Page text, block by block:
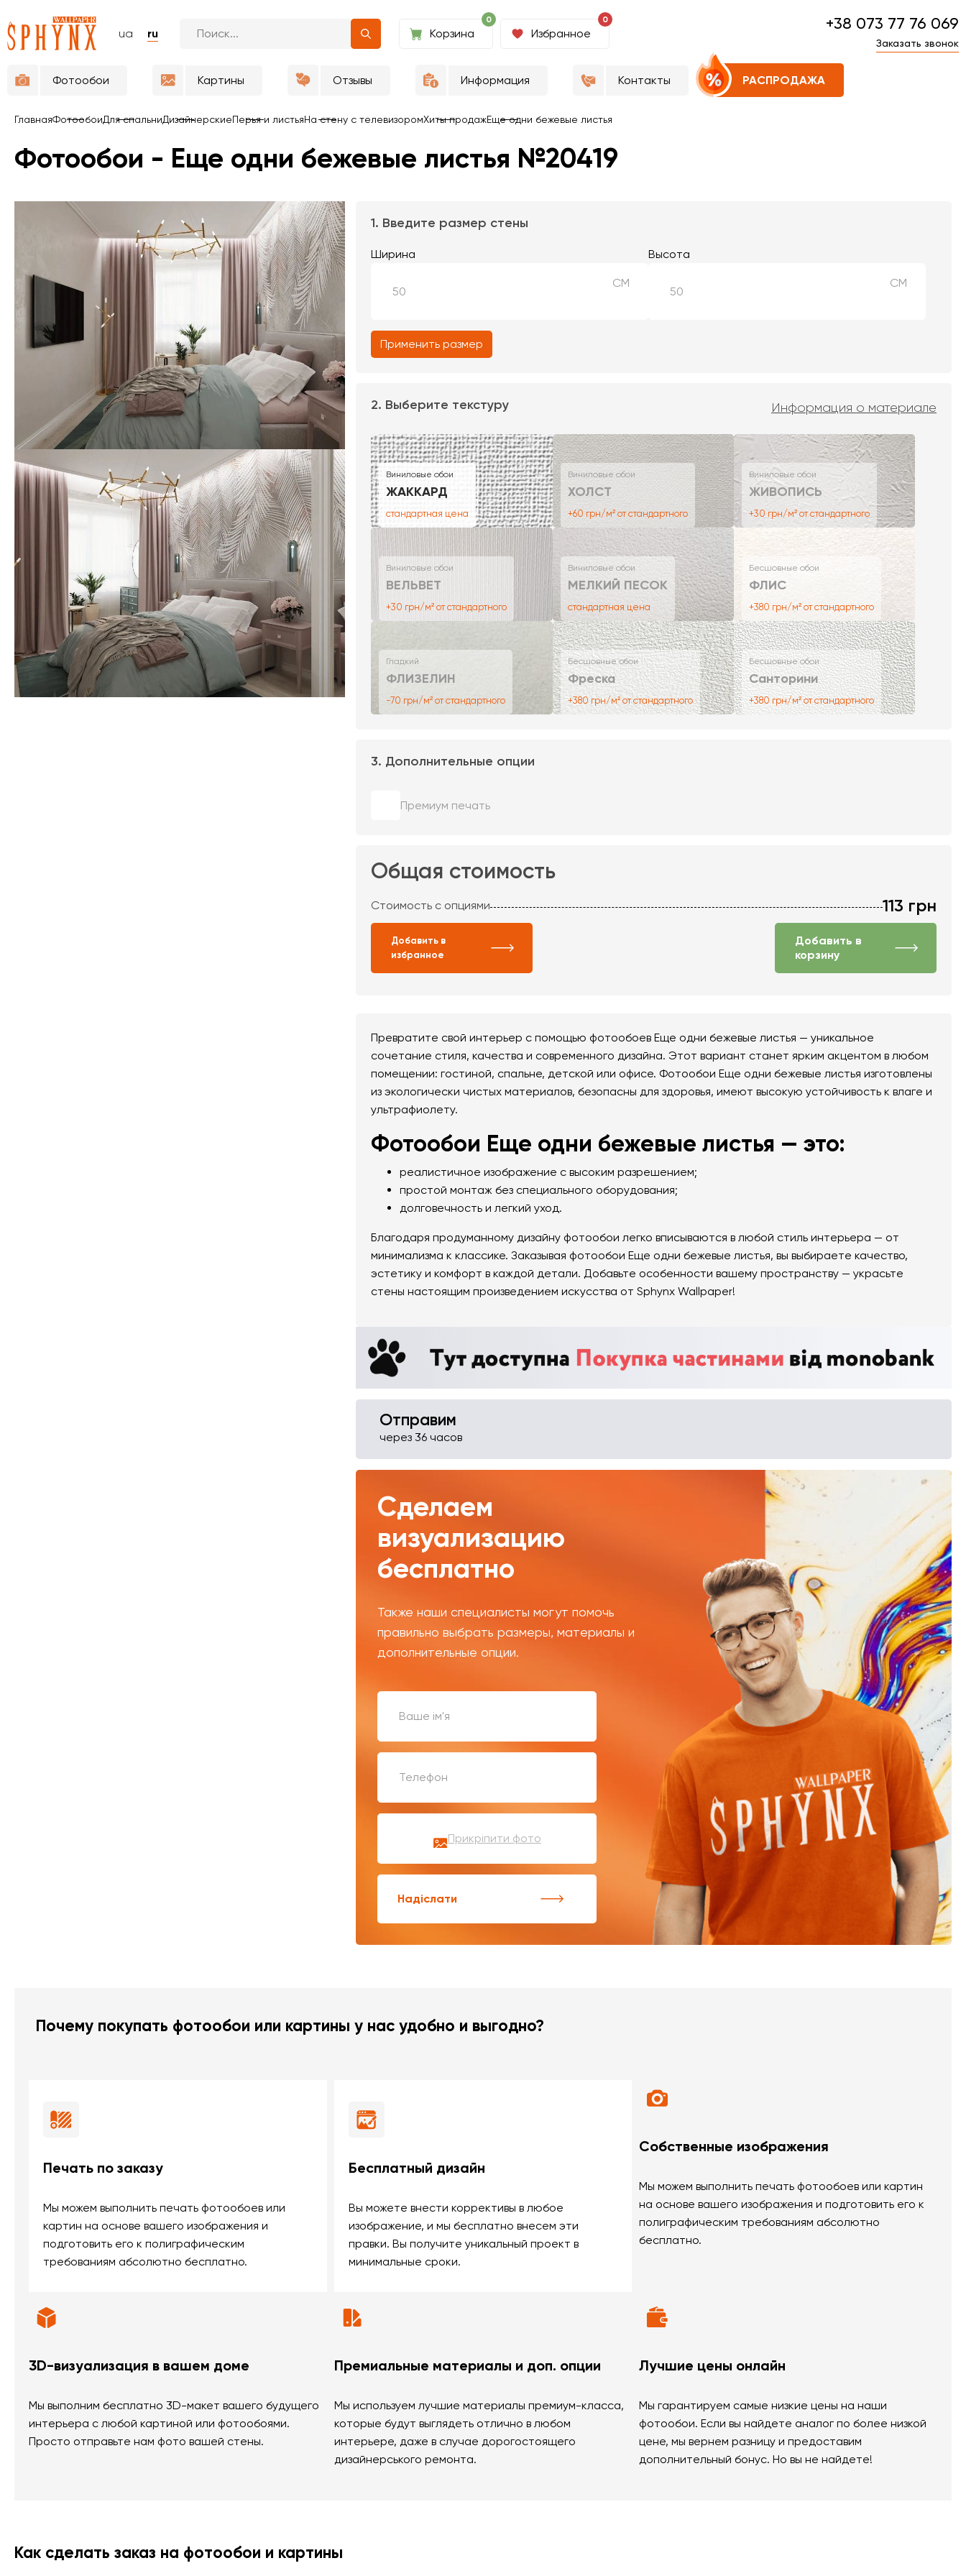
ua ru
0
Корзина
0
Избранное
+38 073 77 76 069
Заказать звонок
Фотообои Картины Отзывы Информация Контакты РАСПРОДАЖА
ГлавнаяФотообоиДля спальниДизайнерскиеПерья и листьяНа стену с телевизоромХиты продажЕще одни бежевые листья
Фотообои - Еще одни бежевые листья №20419
1. Введите размер стены
Ширина
СМ
Высота
СМ
Применить размер
2. Выберите текстуру Информация о материале
Виниловые обои
ЖАККАРД
стандартная цена
Виниловые обои
ХОЛСТ
+60 грн/м² от стандартного
Виниловые обои
ЖИВОПИСЬ
+30 грн/м² от стандартного
Виниловые обои
ВЕЛЬВЕТ
+30 грн/м² от стандартного
Виниловые обои
МЕЛКИЙ ПЕСОК
стандартная цена
Бесшовные обои
ФЛИС
+380 грн/м² от стандартного
Гладкий
ФЛИЗЕЛИН
-70 грн/м² от стандартного
Бесшовные обои
Фреска
+380 грн/м² от стандартного
Бесшовные обои
Санторини
+380 грн/м² от стандартного
3. Дополнительные опции
Премиум печать
Общая стоимость
Стоимость с опциями 113 грн
Добавить в
избранное
Добавить в
корзину
Превратите свой интерьер с помощью фотообоев Еще одни бежевые листья — уникальное
сочетание стиля, качества и современного дизайна. Этот вариант станет ярким акцентом в любом
помещении: гостиной, спальне, детской или офисе. Фотообои Еще одни бежевые листья изготовлены
из экологически чистых материалов, безопасны для здоровья, имеют высокую устойчивость к влаге и
ультрафиолету.
Фотообои Еще одни бежевые листья — это:
реалистичное изображение с высоким разрешением;
простой монтаж без специального оборудования;
долговечность и легкий уход.
Благодаря продуманному дизайну фотообои легко вписываются в любой стиль интерьера — от
минимализма к классике. Заказывая фотообои Еще одни бежевые листья, вы выбираете качество,
эстетику и комфорт в каждой детали. Добавьте особенности вашему пространству — украсьте
стены настоящим произведением искусства от Sphynx Wallpaper!
Отправим
через 36 часов
Сделаем
визуализацию
бесплатно
Также наши специалисты могут помочь
правильно выбрать размеры, материалы и
дополнительные опции.
Прикріпити фото
Надіслати
Почему покупать фотообои или картины у нас удобно и выгодно?
Печать по заказу
Мы можем выполнить печать фотообоев или
картин на основе вашего изображения и
подготовить его к полиграфическим
требованиям абсолютно бесплатно.
Бесплатный дизайн
Вы можете внести коррективы в любое
изображение, и мы бесплатно внесем эти
правки. Вы получите уникальный проект в
минимальные сроки.
Собственные изображения
Мы можем выполнить печать фотообоев или картин
на основе вашего изображения и подготовить его к
полиграфическим требованиям абсолютно
бесплатно.
3D-визуализация в вашем доме
Мы выполним бесплатно 3D-макет вашего будущего
интерьера с любой картиной или фотообоями.
Просто отправьте нам фото вашей стены.
Премиальные материалы и доп. опции
Мы используем лучшие материалы премиум-класса,
которые будут выглядеть отлично в любом
интерьере, даже в случае дорогостоящего
дизайнерського ремонта.
Лучшие цены онлайн
Мы гарантируем самые низкие цены на наши
фотообои. Если вы найдете аналог по более низкой
цене, мы вернем разницу и предоставим
дополнительный бонус. Но вы не найдете!
Как сделать заказ на фотообои и картины